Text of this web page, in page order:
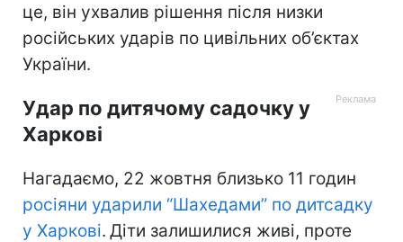
це, він ухвалив рішення після низки
російських ударів по цивільних об’єктах
України.
Удар по дитячому садочку у
Харкові
Нагадаємо, 22 жовтня близько 11 годин
росіяни ударили “Шахедами” по дитсадку
у Харкові. Діти залишилися живі, проте